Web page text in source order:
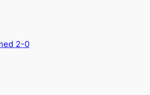
2-0